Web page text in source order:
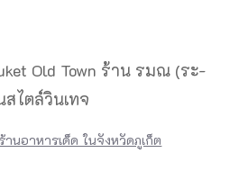
Old Town ร้าน รมณ (ระ-
ไตล์วินเทจ
านอาหารเด็ด ในจังหวัดภูเก็ต